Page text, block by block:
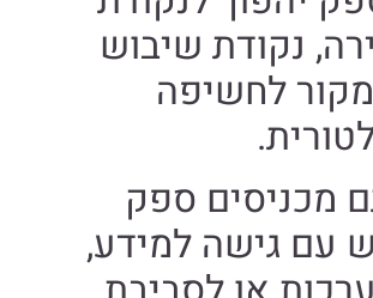
נקודת שיבוש
לחשיפה
מכניסים ספק
עם גישה למידע,